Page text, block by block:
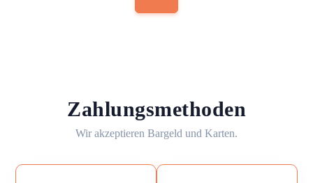
Zahlungsmethoden
Wir akzeptieren Bargeld und Karten.